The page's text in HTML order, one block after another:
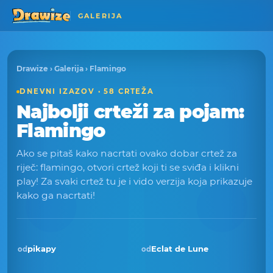
GALERIJA
Drawize › Galerija › Flamingo
DNEVNI IZAZOV · 58 CRTEŽA
Najbolji crteži za pojam:
Flamingo
Ako se pitaš kako nacrtati ovako dobar crtež za
riječ: flamingo, otvori crtež koji ti se sviđa i klikni
play! Za svaki crtež tu je i vido verzija koja prikazuje
kako ga nacrtati!
Pobjednik · stu 2025
od pikapy od Eclat de Lune